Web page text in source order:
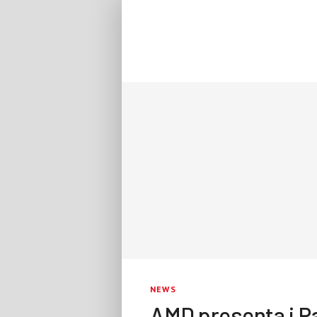
NEWS